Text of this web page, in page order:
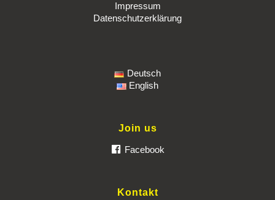
Impressum
Datenschutzerklärung
Deutsch
English
Join us
Facebook
Kontakt